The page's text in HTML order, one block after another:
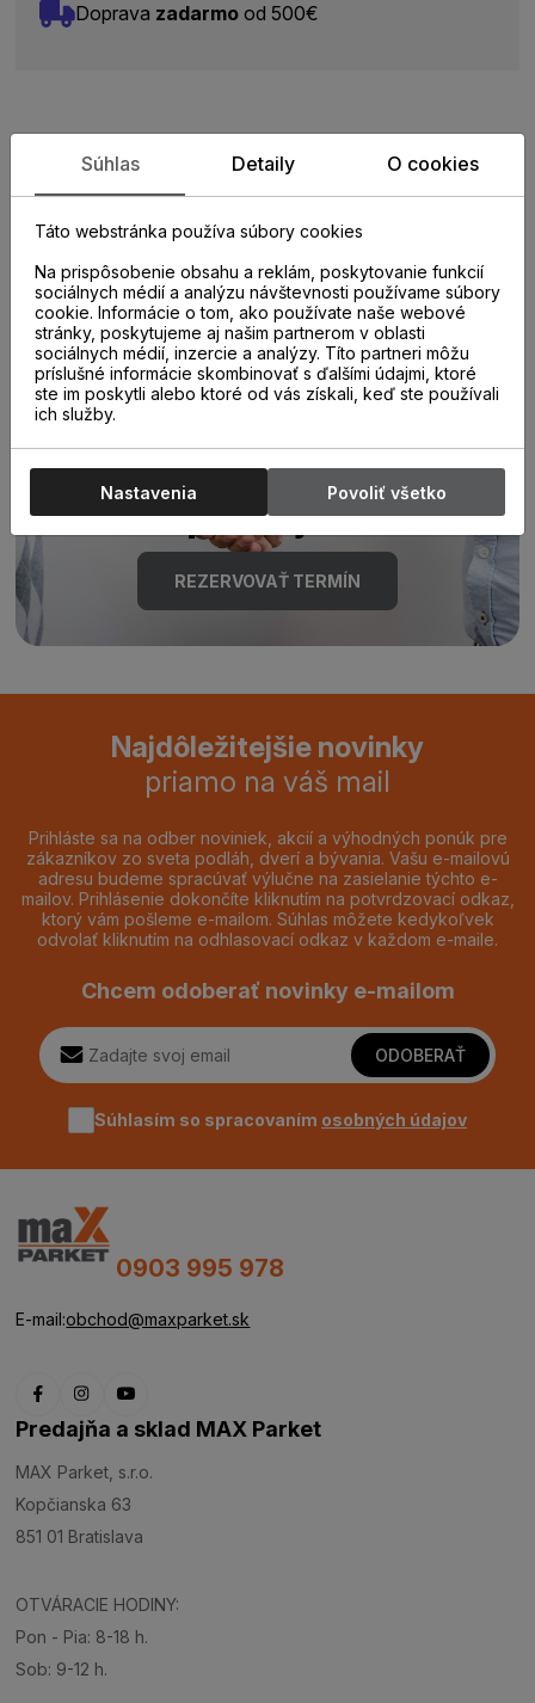
Doprava zadarmo od 500€
Zistite viac o vlastnostiach
produktu
Poraďte sa s
odborníkom u nás na
predajni.
REZERVOVAŤ TERMÍN
Najdôležitejšie novinky
priamo na váš mail
Prihláste sa na odber noviniek, akcií a výhodných ponúk pre
zákazníkov zo sveta podláh, dverí a bývania. Vašu e-mailovú
adresu budeme spracúvať výlučne na zasielanie týchto e-
mailov. Prihlásenie dokončíte kliknutím na potvrdzovací odkaz,
ktorý vám pošleme e-mailom. Súhlas môžete kedykoľvek
odvolať kliknutím na odhlasovací odkaz v každom e-maile.
Chcem odoberať novinky e-mailom
ODOBERAŤ
Súhlasím so spracovaním osobných údajov
0903 995 978
E-mail:obchod@maxparket.sk
Predajňa a sklad MAX Parket
MAX Parket, s.r.o.
Kopčianska 63
851 01 Bratislava
OTVÁRACIE HODINY:
Pon - Pia: 8-18 h.
Sob: 9-12 h.
Súhlas Detaily O cookies
Táto webstránka používa súbory cookies
Na prispôsobenie obsahu a reklám, poskytovanie funkcií
sociálnych médií a analýzu návštevnosti používame súbory
cookie. Informácie o tom, ako používate naše webové
stránky, poskytujeme aj našim partnerom v oblasti
sociálnych médií, inzercie a analýzy. Títo partneri môžu
príslušné informácie skombinovať s ďalšími údajmi, ktoré
ste im poskytli alebo ktoré od vás získali, keď ste používali
ich služby.
Nastavenia Povoliť všetko